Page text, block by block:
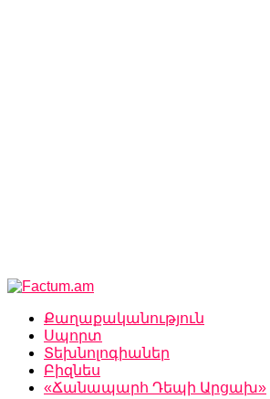
Քաղաքականություն
Սպորտ
Տեխնոլոգիաներ
Բիզնես
«Ճանապարհ Դեպի Արցախ»